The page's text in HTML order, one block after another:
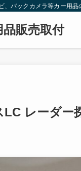
、バックカメラ等カー用
販売取付
LC レーダー